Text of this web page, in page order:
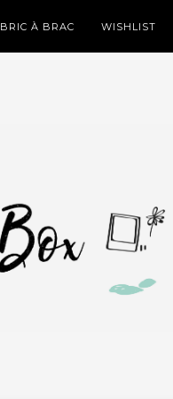
BRIC À BRAC WISHLIST